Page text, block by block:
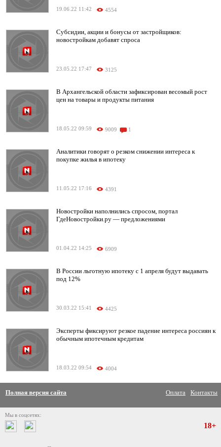
19.06.22 11:42 4554
Субсидии, акции и бонусы от застройщиков:
новостройкам добавят спроса
23.05.22 17:47 3125
В Архангельской области зафиксирован весомый рост
цен на товары и продукты питания
18.05.22 09:59 9009 1
Аналитики говорят о резком снижении интереса к
покупке жилья в ипотеку
11.05.22 17:16 4391
Новостройки наполнились спросом, портал
ГдеНовостройки.ру — предложениями
01.04.22 14:25 6909
В России льготную ипотеку с 1 апреля будут выдавать
под 12%
30.03.22 15:41 4425
Эксперты фиксируют резкое падение интереса россиян к
обычным ипотечным кредитам
18.03.22 09:54 4004
Полная версия сайта Оплата Контакты
Мы в соцсетях:
18+